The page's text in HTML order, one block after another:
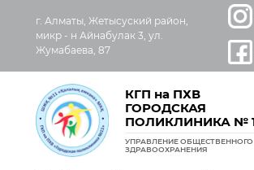
г. Алматы, Жетысуский район,
микр - н Айнабулак 3, ул.
Жумабаева, 87
КГП на ПХВ
ГОРОДСКАЯ
ПОЛИКЛИНИКА №
УПРАВЛЕНИЕ ОБЩЕСТВЕННОГО
ЗДРАВООХРАНЕНИЯ